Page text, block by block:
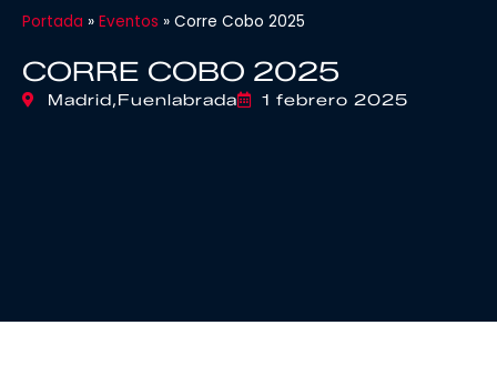
Portada » Eventos » Corre Cobo 2025
CORRE COBO 2025
Madrid,Fuenlabrada 1 febrero 2025